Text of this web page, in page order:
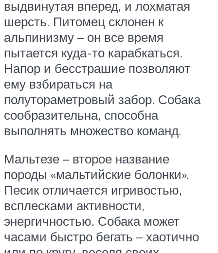
выдвинутая вперед, и лохматая
шерсть. Питомец склонен к
альпинизму – он все время
пытается куда-то карабкаться.
Напор и бесстрашие позволяют
ему взбираться на
полутораметровый забор. Собака
сообразительна, способна
выполнять множество команд.
Мальтезе – второе название
породы «мальтийские болонки».
Песик отличается игривостью,
всплесками активности,
энергичностью. Собака может
часами быстро бегать – хаотично